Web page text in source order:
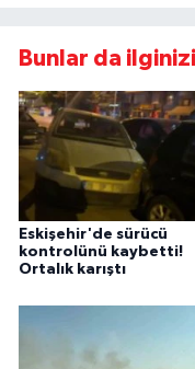
Bunlar da
Eskişehir'de sürücü
kontrolünü kaybetti!
Ortalık karıştı